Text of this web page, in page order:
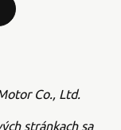
Co., Ltd.
stránkach sa